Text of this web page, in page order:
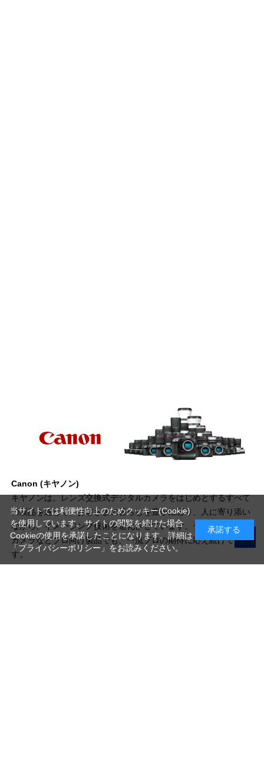
Canon (キヤノン)
キヤノンは、レンズ交換式デジタルカメラをはじめとするすべて
の製品を通じて、お客さまの暮らしを豊かに彩り、人に寄り添い
ながら、イメージング技術を進化させています。デジタルシネマ
カメラなどプロ向け製品でも、一流プロの期待に応え続けていま
す。
当サイトでは利便性向上のためクッキー(Cookie)
を使用しています。サイトの閲覧を続けた場合
Cookieの使用を承諾したことになります。詳細は
「プライバシーポリシー」 をお読みください。
承諾する